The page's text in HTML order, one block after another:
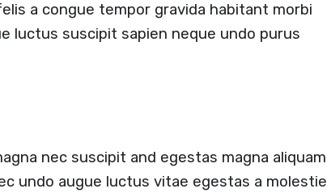
a congue tempor gravida habitant morbi
luctus suscipit sapien neque undo purus
nec suscipit and egestas magna aliquam
undo augue luctus vitae egestas a molestie